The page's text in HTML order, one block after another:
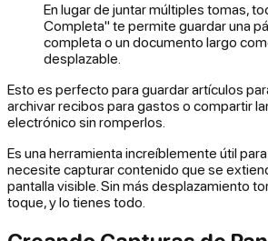
En lugar de juntar múltiples tomas,
Completa" te permite guardar una
completa o un documento largo
desplazable.
Esto es perfecto para guardar artículos
archivar recibos para gastos o compartir
electrónico sin romperlos.
Es una herramienta increíblemente útil
necesite capturar contenido que se
pantalla visible. Sin más desplazamiento
toque, y lo tienes todo.